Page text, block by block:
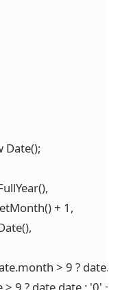
Date();
+ 1,
date.month > 9 ?
> 9 ? date.date : '0'